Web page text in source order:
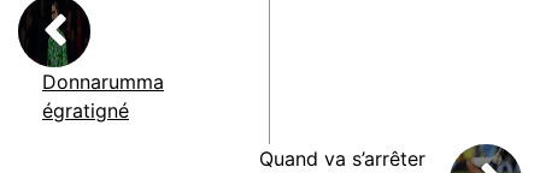
Donnarumma
égratigné
Quand va s’arrêter